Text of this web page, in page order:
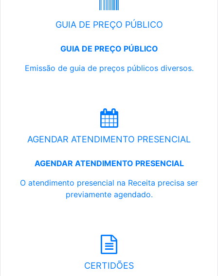
GUIA DE PREÇO PÚBLICO
GUIA DE PREÇO PÚBLICO
Emissão de guia de preços públicos diversos.
AGENDAR ATENDIMENTO PRESENCIAL
AGENDAR ATENDIMENTO PRESENCIAL
O atendimento presencial na Receita precisa ser
previamente agendado.
CERTIDÕES